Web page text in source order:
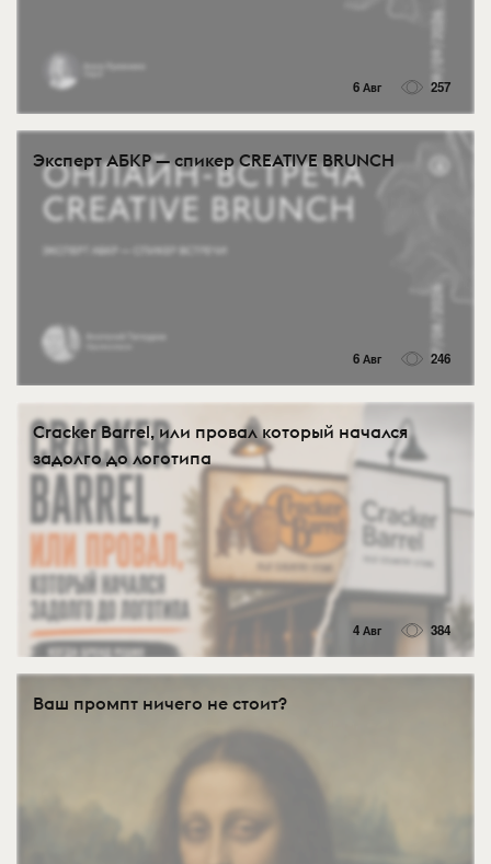
6 Авг 257
Эксперт АБКР — спикер CREATIVE BRUNCH
6 Авг 246
Cracker Barrel, или провал который начался
задолго до логотипа
4 Авг 384
Ваш промпт ничего не стоит?